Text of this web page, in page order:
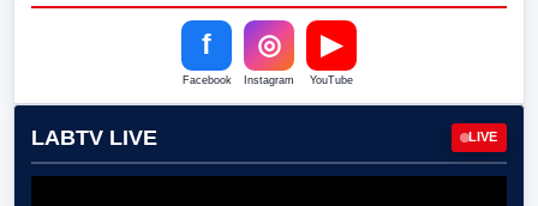
f
Facebook
◎
Instagram
▶
YouTube
LABTV LIVE LIVE